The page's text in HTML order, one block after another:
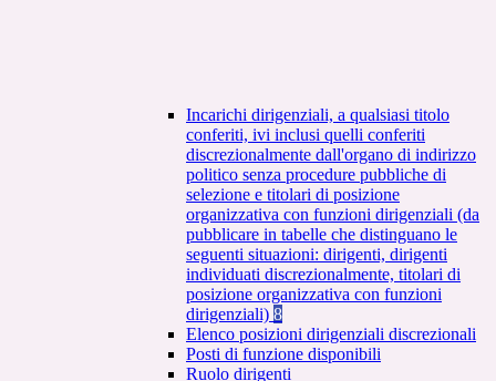
Incarichi dirigenziali, a qualsiasi titolo
conferiti, ivi inclusi quelli conferiti
discrezionalmente dall'organo di indirizzo
politico senza procedure pubbliche di
selezione e titolari di posizione
organizzativa con funzioni dirigenziali (da
pubblicare in tabelle che distinguano le
seguenti situazioni: dirigenti, dirigenti
individuati discrezionalmente, titolari di
posizione organizzativa con funzioni
dirigenziali) 8
Elenco posizioni dirigenziali discrezionali
Posti di funzione disponibili
Ruolo dirigenti